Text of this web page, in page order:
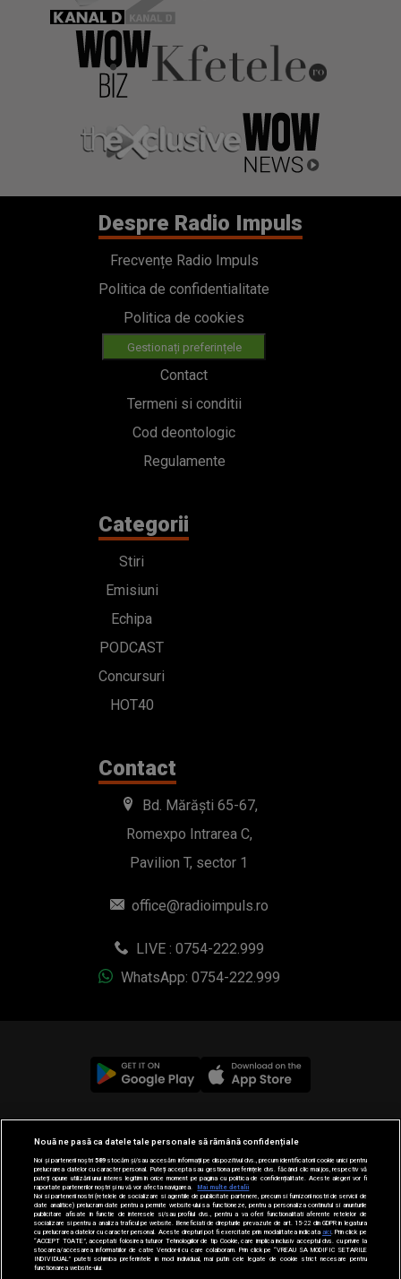
Despre Radio Impuls
Frecvențe Radio Impuls
Politica de confidentialitate
Politica de cookies
Gestionați preferințele
Contact
Termeni si conditii
Cod deontologic
Regulamente
Categorii
Stiri
Emisiuni
Echipa
PODCAST
Concursuri
HOT40
Contact
Bd. Mărăști 65-67,
Romexpo Intrarea C,
Pavilion T, sector 1
office@radioimpuls.ro
LIVE : 0754-222.999
WhatsApp: 0754-222.999
© 2019-2026 DOGAN MEDIA INTERNATIONAL SA, Toate
drepturile rezervate.
Nouă ne pasă ca datele tale personale să rămână confidențiale
Noi și partenerii noștri589stocăm și/sau accesăm informații pe dispozitivul dvs., precum identificatorii cookie unici pentru
prelucrarea datelor cu caracter personal. Puteți accepta sau gestiona preferințele dvs. făcând clic mai jos, respectiv vă
puteți opune utilizării unui interes legitim în orice moment pe pagina cu politica de confidențialitate. Aceste alegeri vor fi
raportate partenerilor noștri și nu vă vor afecta navigarea.
Mai multe detalii
Noi si partenerii nostri (retelele de socializare si agentiile de publicitate partenere, precum si furnizorii nostri de servicii de
date analitice) prelucram date pentru a permite website-ului sa functioneze, pentru a personaliza continutul si anunturile
publicitare afisate in functie de interesele si/sau profilul dvs., pentru a va oferi functionalitati aferente retelelor de
socializare si pentru a analiza traficul pe website. Beneficiati de drepturile prevazute de art. 15-22 din GDPR in legatura
cu prelucrarea datelor cu caracter personal. Aceste drepturi pot fi exercitate prin modalitatea indicataaici . Prin click pe
“ACCEPT TOATE”, acceptati folosirea tuturor Tehnologiilor de tip Cookie, care implica inclusiv acceptul dvs. cu privire la
stocarea/accesarea informatiilor de catre Vendor-ii cu care colaboram. Prin click pe “VREAU SA MODIFIC SETARILE
INDIVIDUAL” puteti schimba preferintele in mod individual, mai putin cele legate de cookie strict necesare pentru
functionarea website-ului.